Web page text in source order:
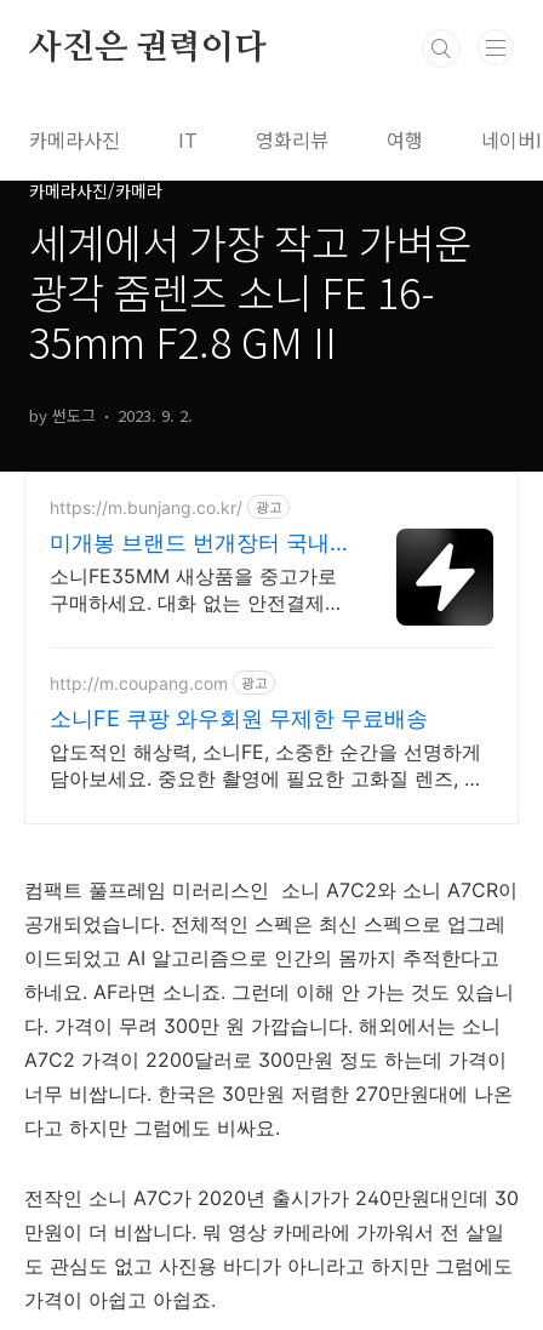
사진은 권력이다
카메라사진 IT 영화리뷰 여행 네이
카메라사진/카메라
세계에서 가장 작고 가벼운
광각 줌렌즈 소니 FE 16-
35mm F2.8 GM II
by 썬도그 2023. 9. 2.
https://m.bunjang.co.kr/ 광고
미개봉 브랜드 번개장터 국내
최대 브랜드 중고거래
소니FE35MM 새상품을 중고가로
구매하세요. 대화 없는 안전결제로
상의 신규 상품 업로드
http://m.coupang.com 광고
소니FE 쿠팡 와우회원 무제한 무료배송
압도적인 해상력, 소니FE, 소중한 순간을 선명하게
담아보세요. 중요한 촬영에 필요한 고화질 렌즈, 쿠
컴팩트 풀프레임 미러리스인 소니 A7C2와 소니 A7CR이
공개되었습니다. 전체적인 스펙은 최신 스펙으로 업그레
이드되었고 AI 알고리즘으로 인간의 몸까지 추적한다고
하네요. AF라면 소니죠. 그런데 이해 안 가는 것도 있습니
다. 가격이 무려 300만 원 가깝습니다. 해외에서는 소니
A7C2 가격이 2200달러로 300만원 정도 하는데 가격이
너무 비쌉니다. 한국은 30만원 저렴한 270만원대에 나온
다고 하지만 그럼에도 비싸요.
전작인 소니 A7C가 2020년 출시가가 240만원대인데 30
만원이 더 비쌉니다. 뭐 영상 카메라에 가까워서 전 살일
도 관심도 없고 사진용 바디가 아니라고 하지만 그럼에도
가격이 아쉽고 아쉽죠.